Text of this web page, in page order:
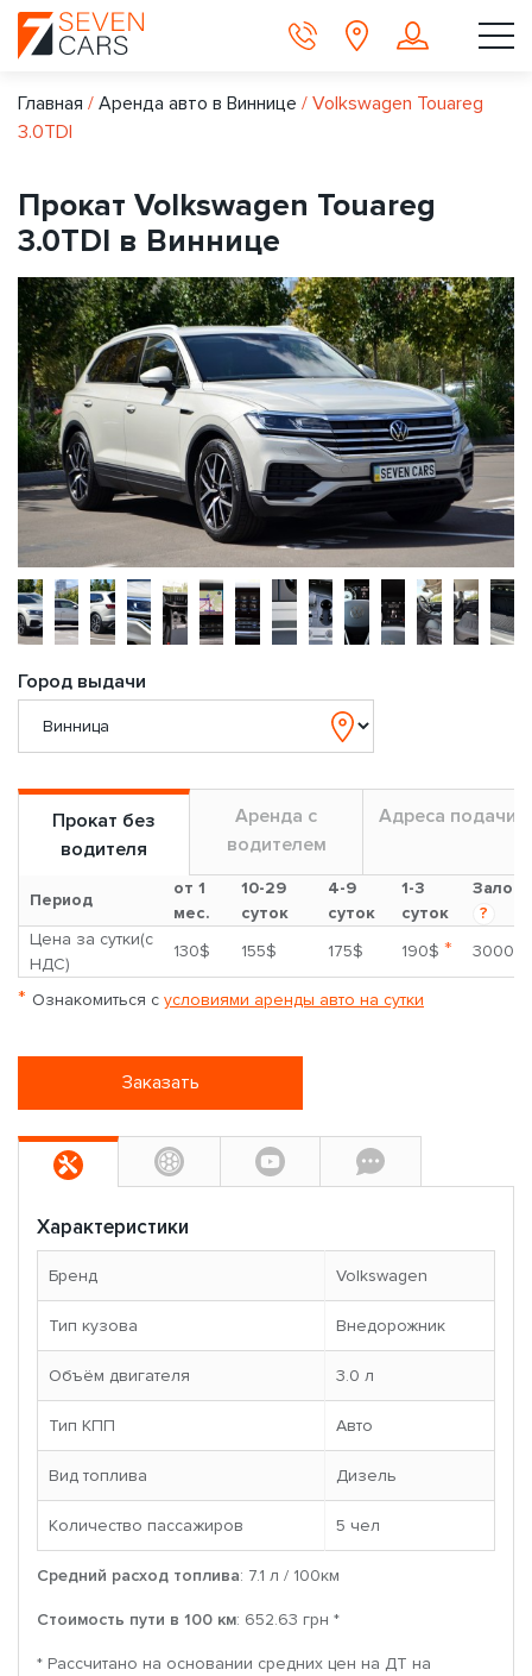
Главная / Аренда авто в Виннице / Volkswagen Touareg
3.0TDI
Прокат Volkswagen Touareg
3.0TDI в Виннице
Город выдачи
Прокат без
водителя
Аренда с
водителем
Адреса подачи
Период
от 1
мес.
10-29
суток
4-9
суток
1-3
суток
Залог
?
Цена за сутки(с
НДС)
130$ 155$ 175$ 190$ * 3000$
* Ознакомиться с условиями аренды авто на сутки
Заказать
Характеристики
Бренд Volkswagen
Тип кузова Внедорожник
Объём двигателя 3.0 л
Тип КПП Авто
Вид топлива Дизель
Количество пассажиров 5 чел
Средний расход топлива: 7.1 л / 100км
Стоимость пути в 100 км: 652.63 грн *
* Рассчитано на основании средних цен на ДТ на